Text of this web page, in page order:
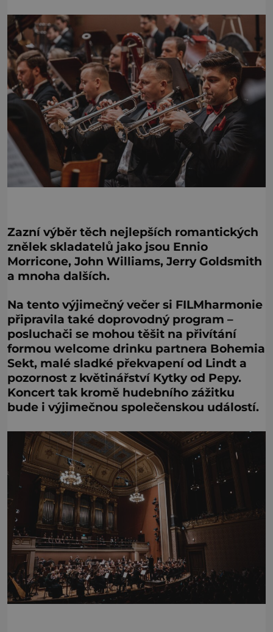
Zazní výběr těch nejlepších romantických
znělek skladatelů jako jsou Ennio
Morricone, John Williams, Jerry Goldsmith
a mnoha dalších.
Na tento výjimečný večer si FILMharmonie
připravila také doprovodný program –
posluchači se mohou těšit na přivítání
formou welcome drinku partnera Bohemia
Sekt, malé sladké překvapení od Lindt a
pozornost z květinářství Kytky od Pepy.
Koncert tak kromě hudebního zážitku
bude i výjimečnou společenskou událostí.